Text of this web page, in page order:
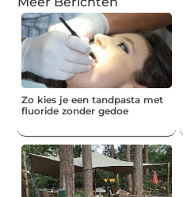
Zo kies je een tandpasta met
fluoride zonder gedoe